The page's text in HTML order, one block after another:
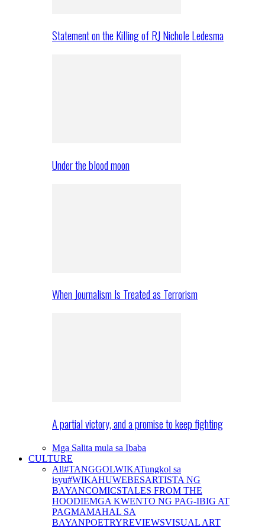
Statement on the Killing of RJ Nichole Ledesma
Under the blood moon
When Journalism Is Treated as Terrorism
A partial victory, and a promise to keep fighting
Mga Salita mula sa Ibaba
CULTURE
All#TANGGOLWIKATungkol sa
isyu#WIKAHUWEBESARTISTA NG
BAYANCOMICSTALES FROM THE
HOODIEMGA KWENTO NG PAG-IBIG AT
PAGMAMAHAL SA
BAYANPOETRYREVIEWSVISUAL ART